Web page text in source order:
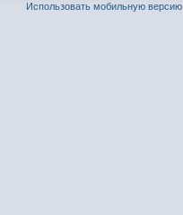
Использовать мобильную версию